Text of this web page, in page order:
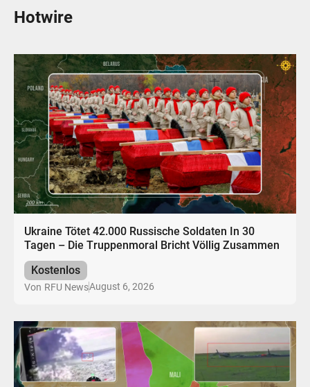
Hotwire
Ukraine Tötet 42.000 Russische Soldaten In 30
Tagen – Die Truppenmoral Bricht Völlig Zusammen
Kostenlos
Von RFU NewsAugust 6, 2026